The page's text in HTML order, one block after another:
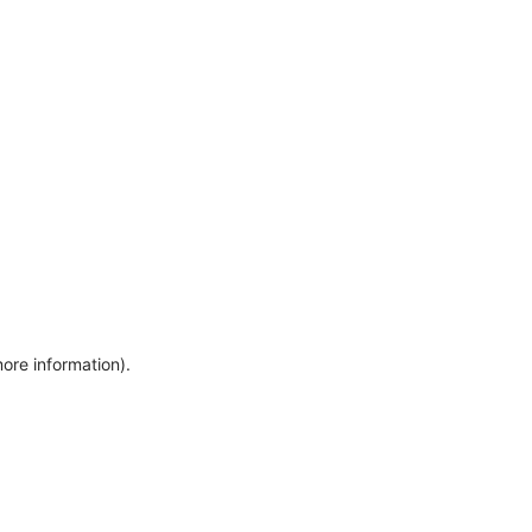
information).